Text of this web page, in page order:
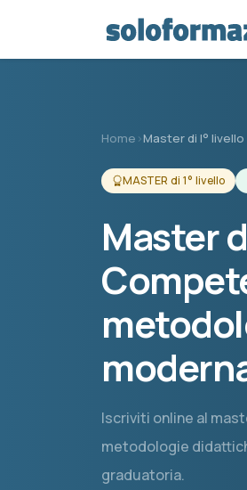
Home ›Master di I°
MASTER di 1° livello
Master
Iscriviti online al
metodologie
graduatoria.